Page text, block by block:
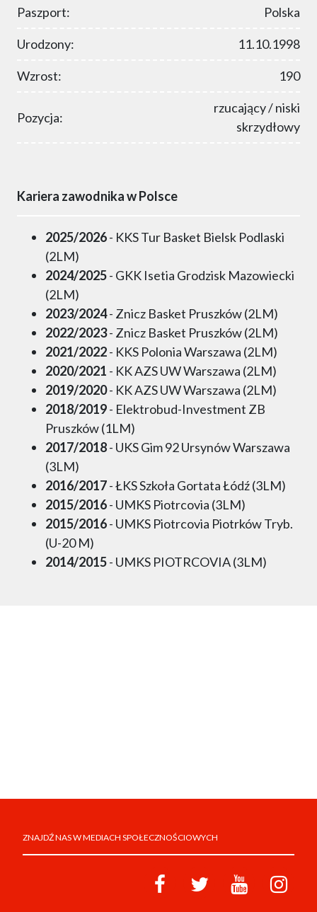
Paszport: Polska
Urodzony: 11.10.1998
Wzrost: 190
Pozycja:
rzucający / niski
skrzydłowy
Kariera zawodnika w Polsce
2025/2026- KKS Tur Basket Bielsk Podlaski
(2LM)
2024/2025- GKK Isetia Grodzisk Mazowiecki
(2LM)
2023/2024- Znicz Basket Pruszków (2LM)
2022/2023- Znicz Basket Pruszków (2LM)
2021/2022- KKS Polonia Warszawa (2LM)
2020/2021 - KK AZS UW Warszawa (2LM)
2019/2020- KK AZS UW Warszawa (2LM)
2018/2019- Elektrobud-Investment ZB
Pruszków (1LM)
2017/2018- UKS Gim 92 Ursynów Warszawa
(3LM)
2016/2017- ŁKS Szkoła Gortata Łódź (3LM)
2015/2016- UMKS Piotrcovia (3LM)
2015/2016- UMKS Piotrcovia Piotrków Tryb.
(U-20 M)
2014/2015- UMKS PIOTRCOVIA (3LM)
ZNAJDŹ NAS W MEDIACH SPOŁECZNOŚCIOWYCH